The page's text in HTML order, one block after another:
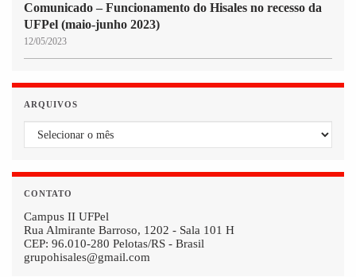
Comunicado – Funcionamento do Hisales no recesso da
UFPel (maio-junho 2023)
12/05/2023
ARQUIVOS
CONTATO
Campus II UFPel
Rua Almirante Barroso, 1202 - Sala 101 H
CEP: 96.010-280 Pelotas/RS - Brasil
grupohisales@gmail.com